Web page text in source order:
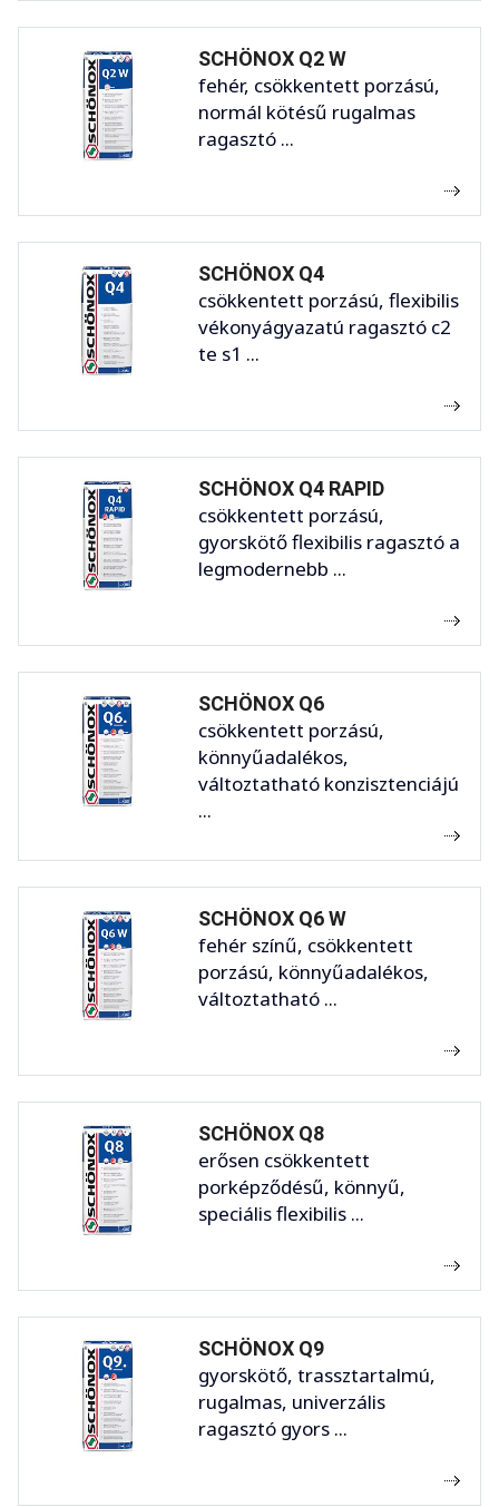
SCHÖNOX Q2 W
fehér, csökkentett porzású,
normál kötésű rugalmas
ragasztó ...
SCHÖNOX Q4
csökkentett porzású, flexibilis
vékonyágyazatú ragasztó c2
te s1 ...
SCHÖNOX Q4 RAPID
csökkentett porzású,
gyorskötő flexibilis ragasztó a
legmodernebb ...
SCHÖNOX Q6
csökkentett porzású,
könnyűadalékos,
változtatható konzisztenciájú
...
SCHÖNOX Q6 W
fehér színű, csökkentett
porzású, könnyűadalékos,
változtatható ...
SCHÖNOX Q8
erősen csökkentett
porképződésű, könnyű,
speciális flexibilis ...
SCHÖNOX Q9
gyorskötő, trassztartalmú,
rugalmas, univerzális
ragasztó gyors ...